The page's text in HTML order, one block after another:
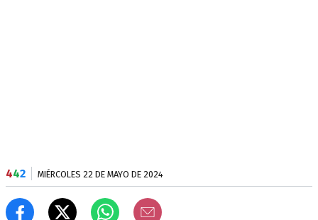
442 MIÉRCOLES 22 DE MAYO DE 2024